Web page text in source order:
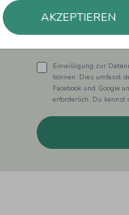
AKZEPTIEREN
Einwilligung zur
können. Dies umfasst
Facebook und Google
erforderlich. Du